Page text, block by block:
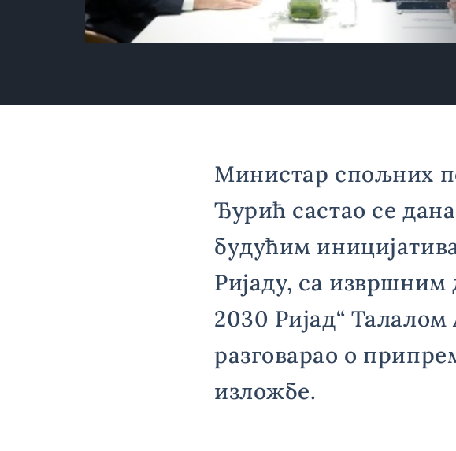
Министар спољних
Ђурић састао се
будућим
Ријаду, са извршним
2030 Ријад“
разговарао о
изложбе.